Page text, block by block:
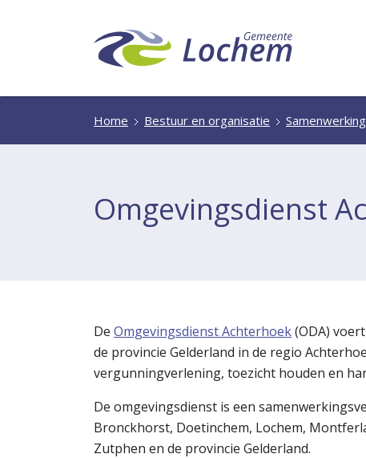
Home Bestuur en organisatie
Omgevingsdienst
De Omgevingsdienst Achterhoek(ODA)
de provincie Gelderland in de regio
vergunningverlening, toezicht houden en
De omgevingsdienst is een
Bronckhorst, Doetinchem, Lochem,
Zutphen en de provincie Gelderland.